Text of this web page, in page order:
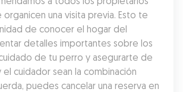
una visita previa. Esto te
de conocer el hogar del
detalles importantes sobre los
de tu perro y asegurarte de
cuidador sean la combinación
puedes cancelar una reserva en